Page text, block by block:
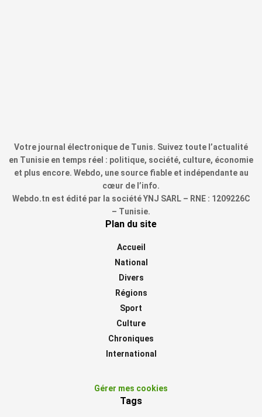
Votre journal électronique de Tunis. Suivez toute l’actualité
en Tunisie en temps réel : politique, société, culture, économie
et plus encore. Webdo, une source fiable et indépendante au
cœur de l’info.
Webdo.tn est édité par la société YNJ SARL – RNE : 1209226C
– Tunisie.
Plan du site
Accueil
National
Divers
Régions
Sport
Culture
Chroniques
International
Gérer mes cookies
Tags